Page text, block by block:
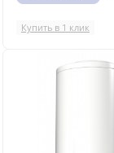
Купить в 1 клик